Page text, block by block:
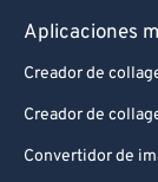
Aplicaciones
Creador de
Creador de
Convertidor de